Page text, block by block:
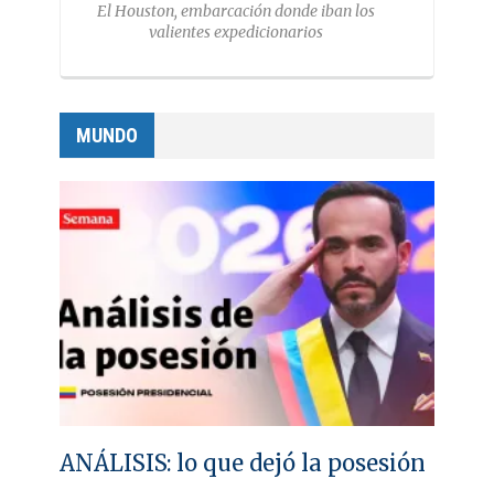
El Houston, embarcación donde iban los
valientes expedicionarios
MUNDO
ANÁLISIS: lo que dejó la posesión